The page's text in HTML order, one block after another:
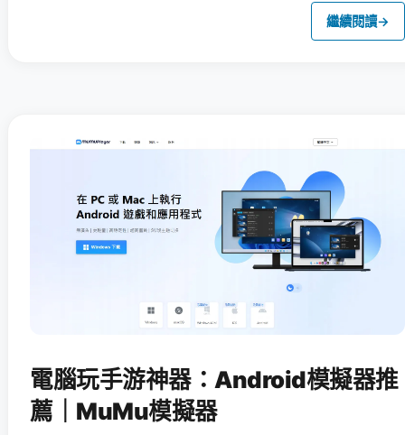
繼續閱讀→
電腦玩手游神器：Android模擬器推
薦｜MuMu模擬器